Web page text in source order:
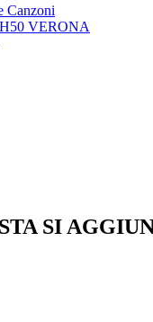
Canzoni
VERONA
SI